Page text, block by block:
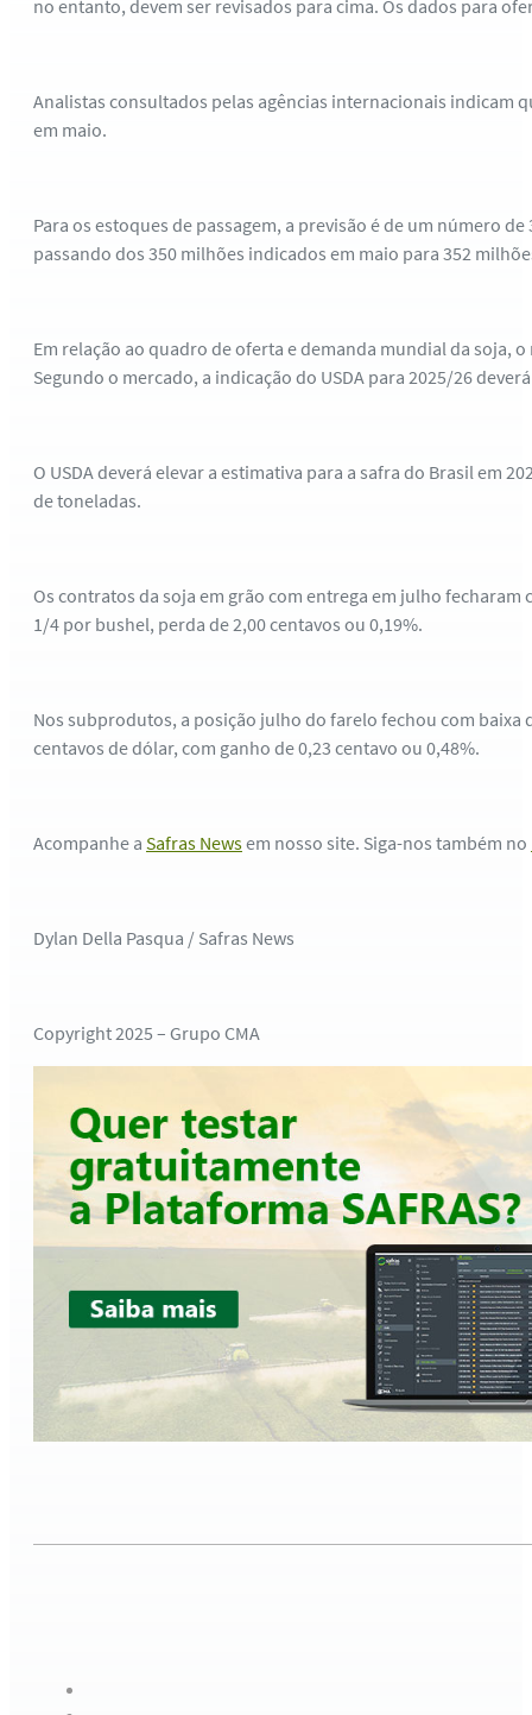
no entanto, devem ser revisados para cima. Os dados para
Analistas consultados pelas agências internacionais indicam
em maio.
Para os estoques de passagem, a previsão é de um número
passando dos 350 milhões indicados em maio para 352
Em relação ao quadro de oferta e demanda mundial da soja,
Segundo o mercado, a indicação do USDA para 2025/26
O USDA deverá elevar a estimativa para a safra do Brasil em
de toneladas.
Os contratos da soja em grão com entrega em julho fecharam
1/4 por bushel, perda de 2,00 centavos ou 0,19%.
Nos subprodutos, a posição julho do farelo fechou com baixa
centavos de dólar, com ganho de 0,23 centavo ou 0,48%.
Acompanhe a Safras Newsem nosso site. Siga-nos também no
Dylan Della Pasqua / Safras News
Copyright 2025 – Grupo CMA